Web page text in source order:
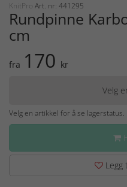
KnitPro Art. nr: 441295
Rundpinne
cm
fra 170 kr
Velg
Velg en artikkel for å se lagerstatus.
Legg